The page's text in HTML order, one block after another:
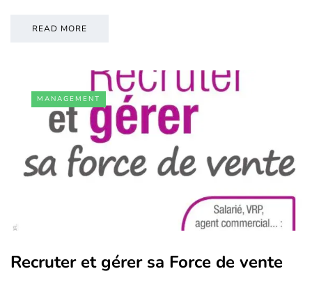
READ MORE
MANAGEMENT
Recruter et gérer sa Force de vente